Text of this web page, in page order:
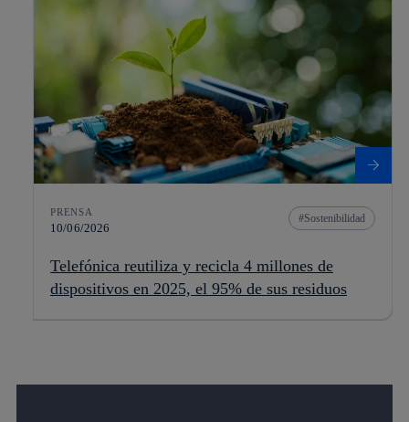
PRENSA
10/06/2026
Sostenibilidad
Telefónica reutiliza y recicla 4 millones de
dispositivos en 2025, el 95% de sus residuos